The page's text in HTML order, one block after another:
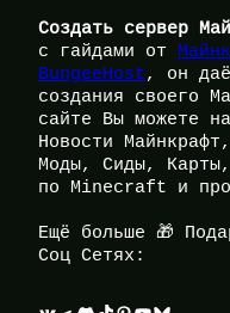
Создать сервер
с гайдами от
BungeeHost, он
создания своего
сайте Вы можете
Новости
Моды, Сиды,
по Minecraft и
Ещё больше 🎁
Соц Сетях: